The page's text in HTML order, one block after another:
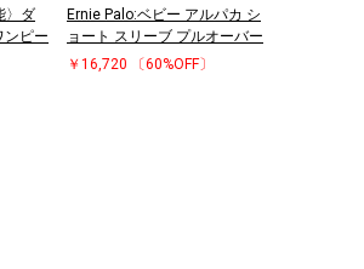
〉ダ
ンピー
Ernie Palo:ベビー アルパカ シ
ョート スリーブ プルオーバー
￥16,720
〔60%OFF〕